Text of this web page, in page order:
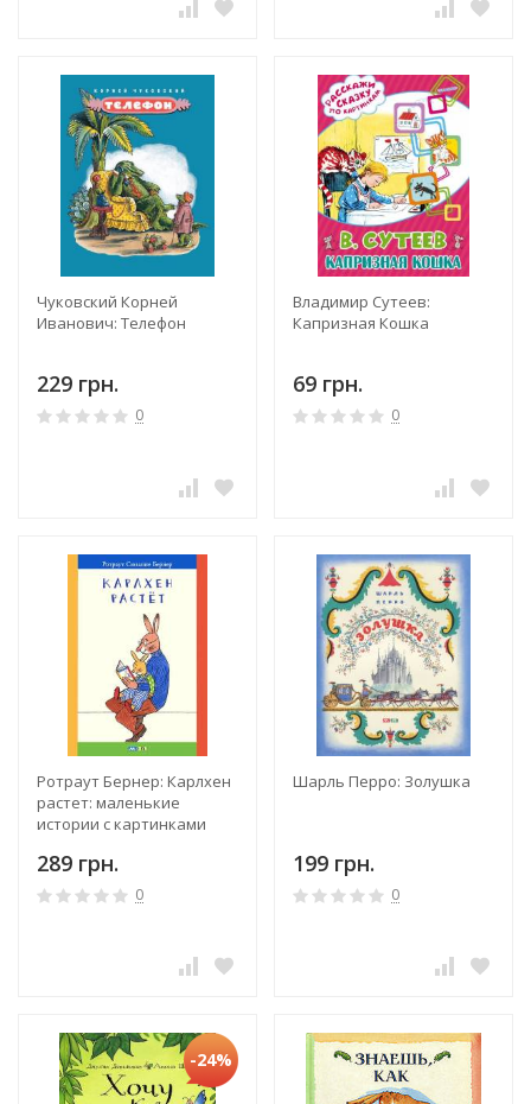
Чуковский Корней
Иванович: Телефон
229 грн.
0
Владимир Сутеев:
Капризная Кошка
69 грн.
0
Ротраут Бернер: Карлхен
растет: маленькие
истории с картинками
289 грн.
0
Шарль Перро: Золушка
199 грн.
0
-24%